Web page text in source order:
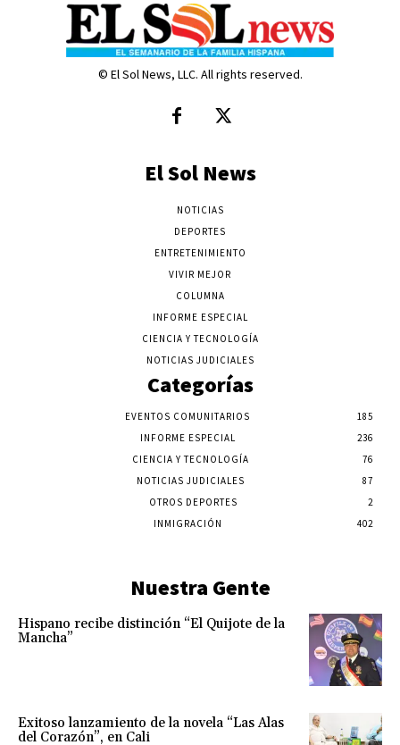
© El Sol News, LLC. All rights reserved.
El Sol News
NOTICIAS
DEPORTES
ENTRETENIMIENTO
VIVIR MEJOR
COLUMNA
INFORME ESPECIAL
CIENCIA Y TECNOLOGÍA
NOTICIAS JUDICIALES
Categorías
EVENTOS COMUNITARIOS
185
INFORME ESPECIAL
236
CIENCIA Y TECNOLOGÍA
76
NOTICIAS JUDICIALES
87
OTROS DEPORTES
2
INMIGRACIÓN
402
Nuestra Gente
Hispano recibe distinción “El Quijote de la
Mancha”
Exitoso lanzamiento de la novela “Las Alas
del Corazón”, en Cali